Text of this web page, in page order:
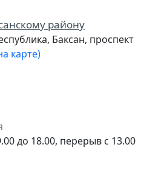
району
Баксан, проспект
карте)
до 18.00, перерыв с 13.00